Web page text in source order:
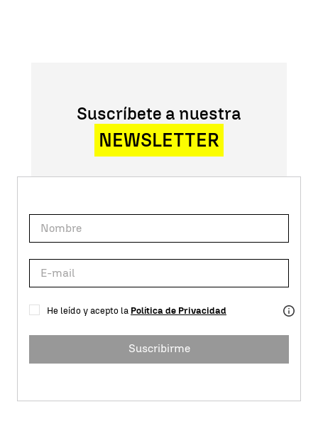
Suscríbete a nuestra
NEWSLETTER
He leído y acepto la Política de Privacidad
Suscribirme